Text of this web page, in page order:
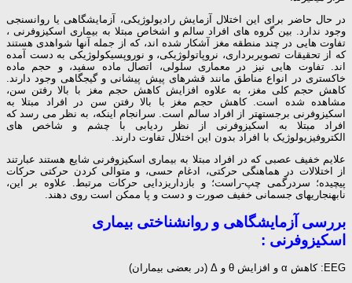
در حال حاضر برای این اختلال آزمایش رادیولوژیکی، آزمایشگاهی یا روان­سنجی
وجود ندارد. بین گروه­ های افراد سالم و اشخاص مبتلا به بیماری اسکیزوفرنی ،
تفاوت­ هایی در چند منطقه مغز آشکار شده ­اند، که از جمله آنها شواهدی هستند
که از تحقیقات تصویربرداری، نروپاتولوژیکی، و نوروپسیکولوژیکی به دست آمده
­اند. تفاوت­ هایی نیز در معماری سلولی، اتصال ماده سفید، و حجم ماده
خاکستری در انواع مناطق مانند قشرهای پیش­ پیشانی و گیجگاهی وجود دارند.
کاهش حجم کلی مغز، به علاوه افزایش کاهش حجم مغز با بالا رفتن سن،
مشاهده شده است. کاهش حجم مغز با بالا رفتن سن در افراد مبتلا به
اسکیزوفرنی برجسته­تر از افراد سالم است. سرانجام اینکه، به نظر می ­رسد که
افراد مبتلا به اسکیزوفرنی از نظر ردیابی با چشم و شاخص­ های
الکتروفیزیولوژیک با افراد بدون این اختلال تفاوت دارند.
علایم خفیف عصبی که در افراد مبتلا به بیماری اسکیزوفرنی شایع هستند عبارتند
از اختلالات در هماهنگی حرکتی، ادغام حسی، و متوالی کردن حرکتی حرکات
پیچیده؛ سردرگمی چپ-راست؛ و بازداری­زدایی حرکات مرتبط. علاوه بر این،
نابهنجاری­های جسمانی خفیف صورت و دست و پا ممکن است روی دهند.
بررسی آزمایشگاهی و روانشناختی بیماری
اسکیزوفرنی :
EEG: کاهش α و افزایش θ و Δ (در بعضی بیماران)